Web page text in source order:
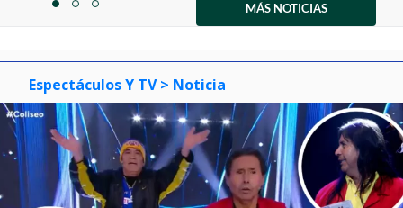
itemitemitem
MÁS NOTICIAS
Espectáculos Y TV > Noticia